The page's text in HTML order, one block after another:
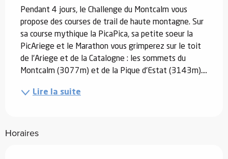
Pendant 4 jours, le Challenge du Montcalm vous
propose des courses de trail de haute montagne. Sur
sa course mythique la PicaPica, sa petite soeur la
PicAriege et le Marathon vous grimperez sur le toit
de l'Ariege et de la Catalogne : les sommets du
Montcalm (3077m) et de la Pique d'Estat (3143m)....
Lire la suite
Horaires